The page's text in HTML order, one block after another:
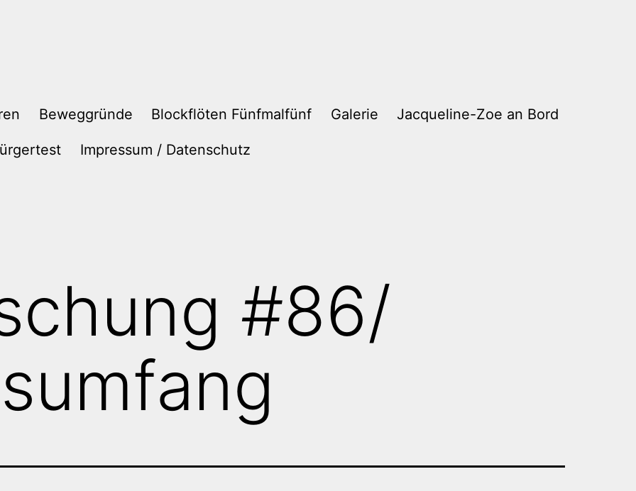
Beweggründe Blockflöten Fünfmalfünf Galerie Jacqueline-Zoe an Bord
Impressum / Datenschutz
#86/